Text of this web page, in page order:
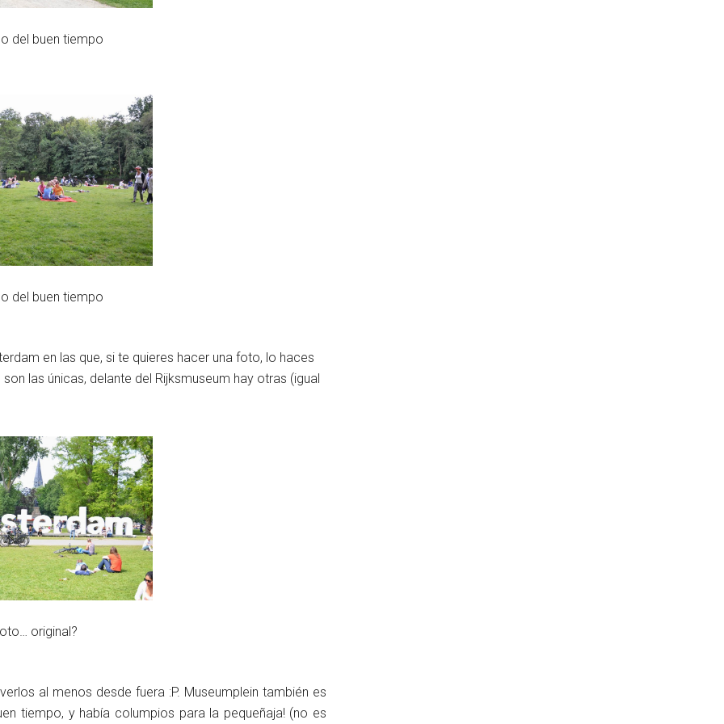
del buen tiempo
del buen tiempo
en las que, si te quieres hacer una foto, lo haces
las únicas, delante del Rijksmuseum hay otras (igual
original?
al menos desde fuera :P. Museumplein también es
tiempo, y había columpios para la pequeñaja! (no es